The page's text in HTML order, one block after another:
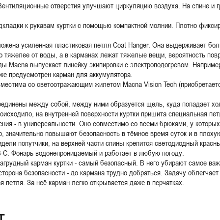
отверстия улучшают циркуляцию воздуха. На спине и
к рукавам куртки с помощью компактной молнии. Плотно
усиленная пластиковая петля Coat Hanger. Она выдерживает
тяжелее от воды, а в карманах лежат тяжелые вещи, вероятность
Macna выпускает линейку экипировки с электроподогревом.
предусмотрен карман для аккумулятора.
со светоотражающим жилетом Macna Vision Tech
между собой, между ними образуется щель, куда попадает
на внутренней поверхности куртки пришита специальная
- в универсальности. Оно совместимо со всеми брюками, у
повышают безопасность в тёмное время суток и в
попутчики, на верхней части спины крепится светодиодный
C. Фонарь водонепроницаемый и работает в любую погоду.
карман куртки - самый безопасный. В него убирают самое
безопасности - до кармана трудно добраться. Задачу
За неё карман легко открывается даже в перчатках.